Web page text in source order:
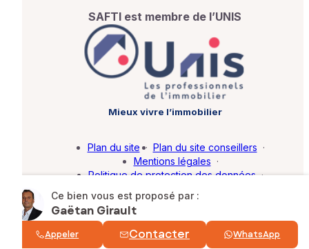
Ce bien vous est proposé par :
Gaëtan Girault
Appeler Contacter WhatsApp
SAFTI est membre de l’UNIS
Mieux vivre l’immobilier
© SAFTI 2026. Tous droits réservés.
Plan du site · Plan du site conseillers ·
Mentions légales ·
Politique de protection des données ·